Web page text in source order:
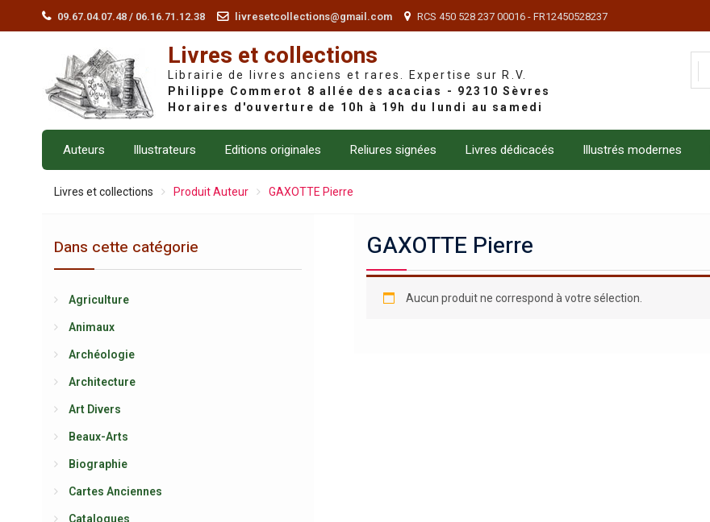
09.67.04.07.48 / 06.16.71.12.38 livresetcollections@gmail.com RCS 450 528 237 00016 - FR12450528237
Livres et collections
Librairie de livres anciens et rares. Expertise sur R.V.
Auteurs Illustrateurs Editions originales Reliures signées Livres dédicacés Illustrés modernes
Livres et collections Produit Auteur GAXOTTE Pierre
GAXOTTE Pierre
Aucun produit ne correspond à votre sélection.
Dans cette catégorie
Agriculture
Animaux
Archéologie
Architecture
Art Divers
Beaux-Arts
Biographie
Cartes Anciennes
Catalogues